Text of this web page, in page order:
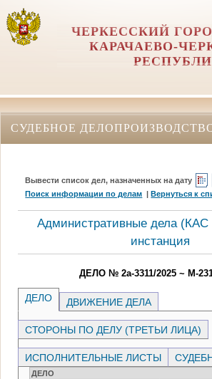
ЧЕРКЕССКИЙ
КАРАЧАЕВО-
СУДЕБНОЕ
Вывести список дел, назначенных на дату
Поиск информации по делам |Вернуться к
Административные дела
инстанция
ДЕЛО № 2а-3311/2025 ~ М-
ДЕЛО ДВИЖЕНИЕ ДЕЛА
СТОРОНЫ ПО ДЕЛУ (ТРЕТЬИ ЛИЦА)
ИСПОЛНИТЕЛЬНЫЕ ЛИСТЫ
ДЕЛО